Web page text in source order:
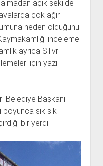
açık şekilde
çok ağır
neden olduğunu
inceleme
ayrıca Silivri
için yazı
Belediye Başkanı
boyunca sık sık
bir yerdi.